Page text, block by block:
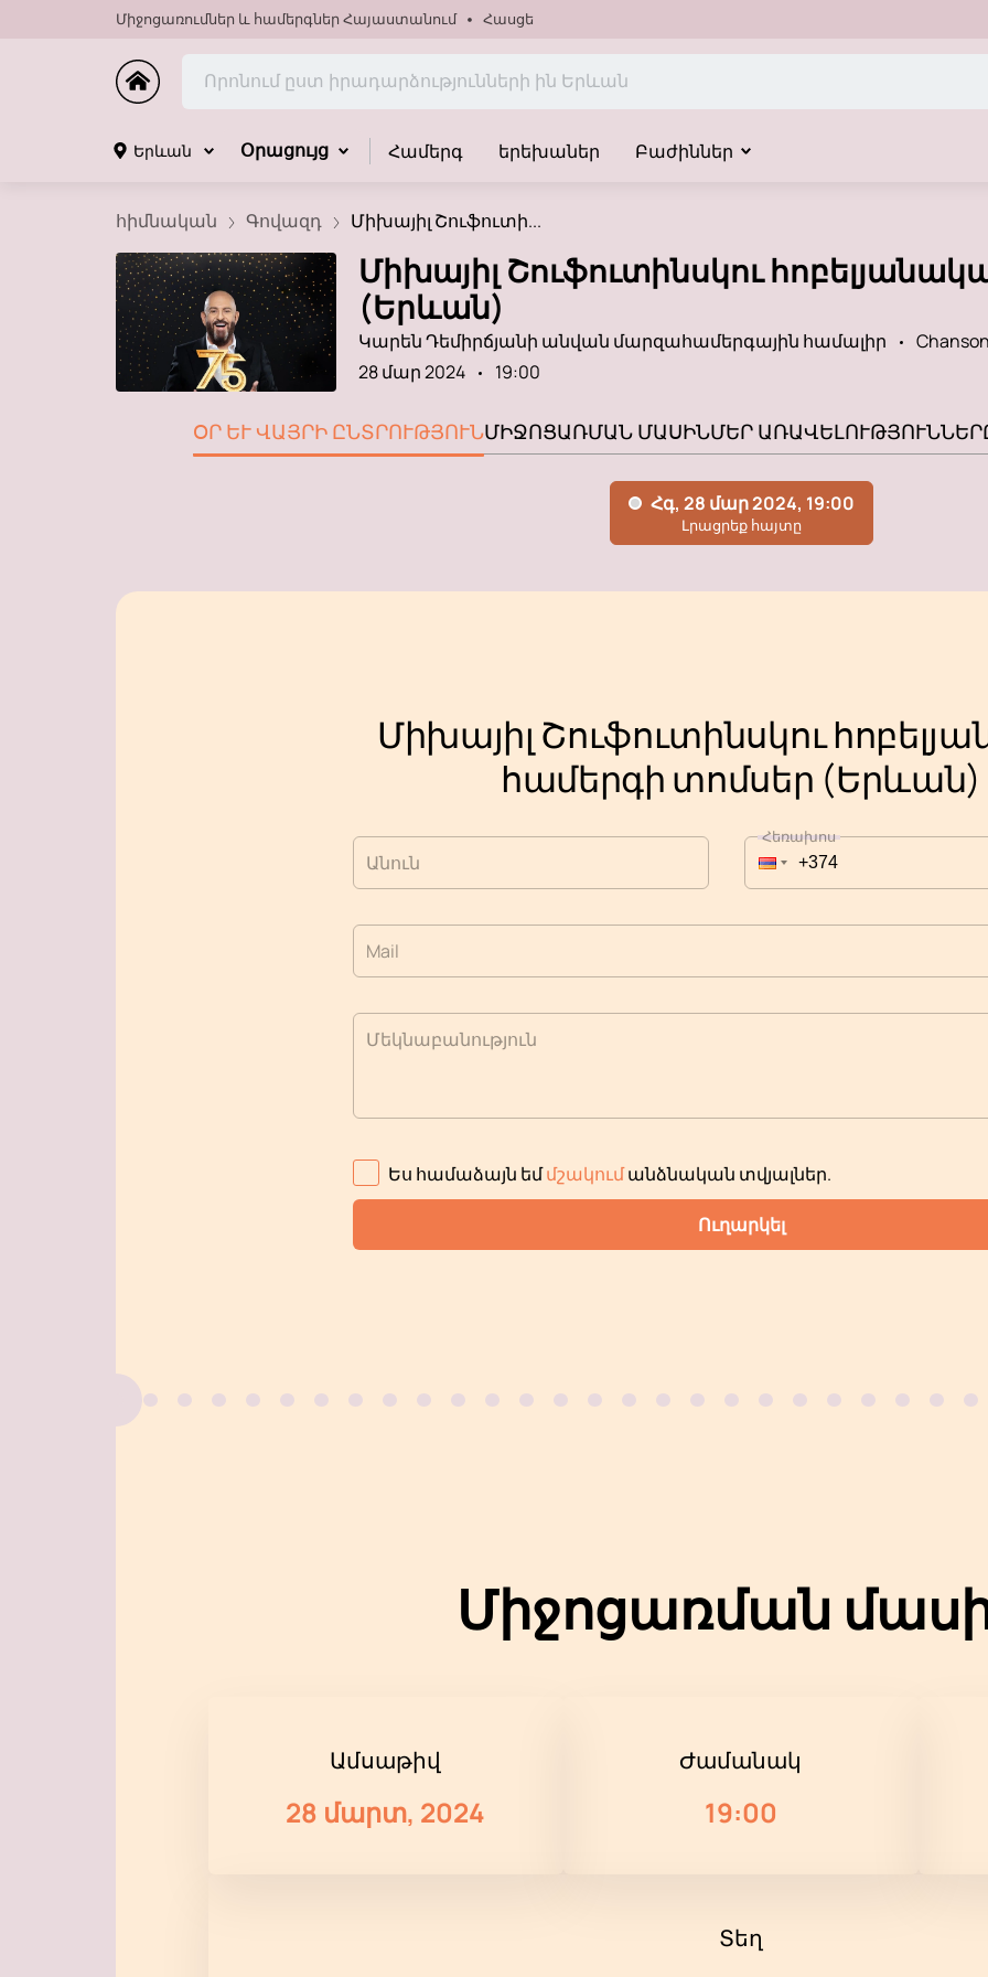
Միջոցառումներ և համերգներ Հայաստանում Հասցե
Երևան Օրացույց Համերգ երեխաներ Բաժիններ
հիմնական Գովազդ Միխայիլ Շուֆուտի...
Միխայիլ Շուֆուտինսկու
(Երևան)
Կարեն Դեմիրճյանի անվան մարզահամերգային համալիր Chanson
28 մար 2024
19:00
ՕՐ ԵՒ ՎԱՅՐԻ ԸՆՏՐՈՒԹՅՈՒՆ ՄԻՋՈՑԱՌՄԱՆ ՄԱՍԻՆՄԵՐ
Միխայիլ Շուֆուտինսկու
համերգի տոմսեր (Երևան)
Անուն
Հեռախոս
Mail
Մեկնաբանություն
Ես համաձայն եմմշակումանձնական տվյալներ.
Ուղարկել
Միջոցառման
Ամսաթիվ
28 մարտ, 2024
Ժամանակ
19:00
Տեղ